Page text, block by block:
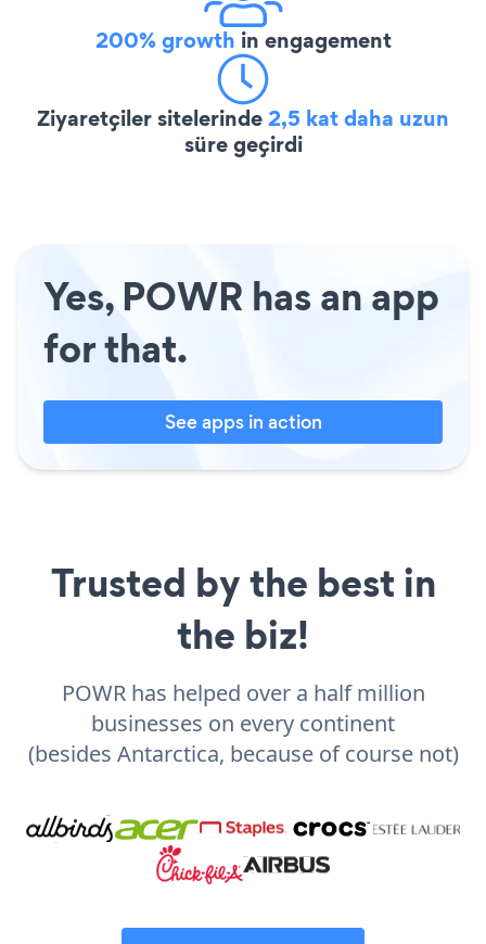
200% growth in engagement
Ziyaretçiler sitelerinde2,5 kat daha uzun
süre geçirdi
Yes, POWR has an app
for that.
See apps in action
Trusted by the best in
the biz!
POWR has helped over a half million
businesses on every continent
(besides Antarctica, because of course not)